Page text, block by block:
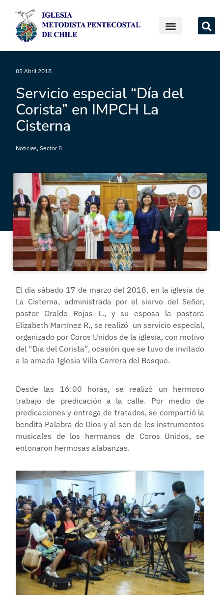
05 Abril 2018
Servicio especial “Día del
Corista” en IMPCH La
Cisterna
Noticias, Sector 8
El día sábado 17 de marzo del 2018, en la iglesia de
La Cisterna, administrada por el siervo del Señor,
pastor Oraldo Rojas L., y su esposa la pastora
Elizabeth Martínez R., se realizó un servicio especial,
organizado por Coros Unidos de la iglesia, con motivo
del “Día del Corista”, ocasión que se tuvo de invitado
a la amada Iglesia Villa Carrera del Bosque.
Desde las 16:00 horas, se realizó un hermoso
trabajo de predicación a la calle. Por medio de
predicaciones y entrega de tratados, se compartió la
bendita Palabra de Dios y al son de los instrumentos
musicales de los hermanos de Coros Unidos, se
entonaron hermosas alabanzas.